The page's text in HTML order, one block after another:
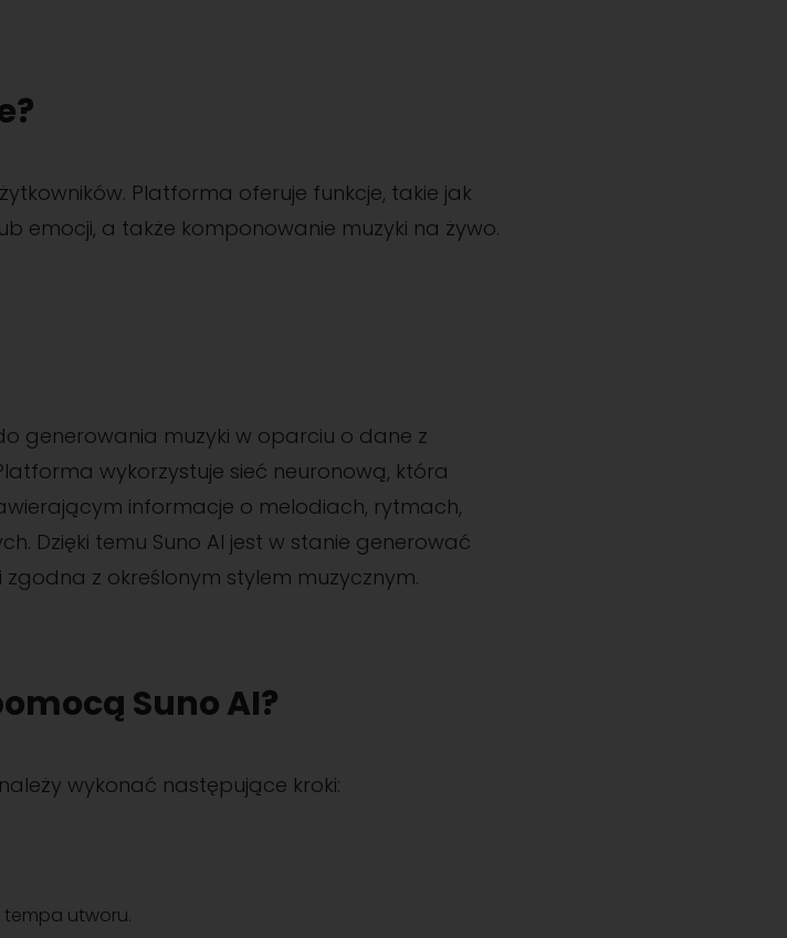
Platforma oferuje funkcje, takie jak
emocji, a także komponowanie muzyki na żywo.
generowania muzyki w oparciu o dane z
wykorzystuje sieć neuronową, która
informacje o melodiach, rytmach,
Dzięki temu Suno AI jest w stanie generować
z określonym stylem muzycznym.
Suno AI?
wykonać następujące kroki:
utworu.